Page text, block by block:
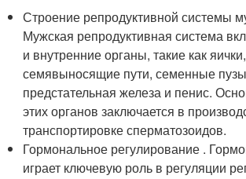
Строение репродуктивной системы
Мужская репродуктивная система
и внутренние органы, такие как яички,
семявыносящие пути, семенные
предстательная железа и пенис.
этих органов заключается в
транспортировке сперматозоидов.
Гормональное регулирование .
играет ключевую роль в регуляции